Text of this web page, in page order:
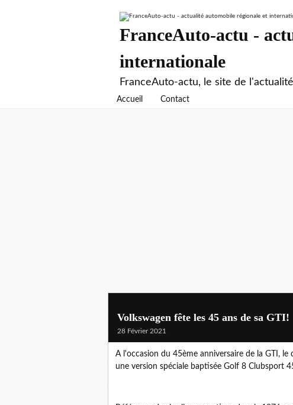
FranceAuto-actu -
internationale
FranceAuto-actu, le site de
Accueil Contact
Volkswagen fête les 45 ans de sa GTI!
28 Février 2021
A l'occasion du 45ème anniversaire de la GTI,
une version spéciale baptisée Golf 8 Clubsport